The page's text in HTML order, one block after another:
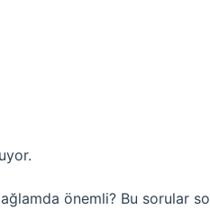
önemli? Bu sorular